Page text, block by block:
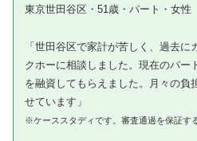
東京世田谷区・51歳・パート・女性
「世田谷区で家計が苦しく、過去
クホーに相談しました。現在のパー
を融資してもらえました。月々の負
せています」
※ケーススタディです。審査通過を保証す